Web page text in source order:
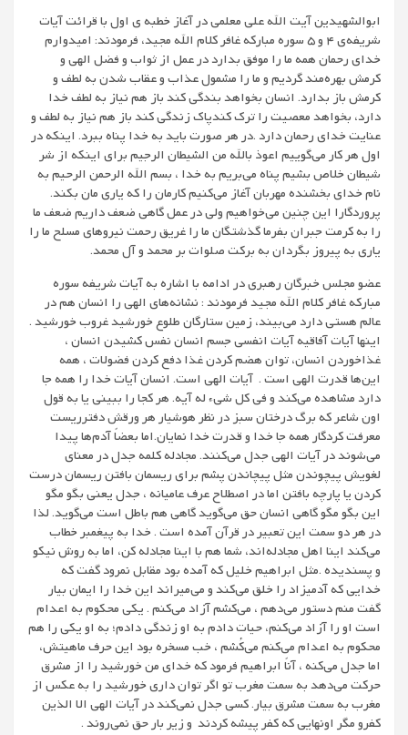
ابوالشهیدین آیت الله علی معلمی در آغاز خطبه ی اول با قرائت آیات
شریفه‌ی 4 و 5 سوره مبارکه غافر کلام الله مجید، فرمودند: امیدوارم
خدای رحمان همه ما را موفق بدارد در عمل از ثواب و فضل الهی و
کرمش بهره‌مند گردیم و ما را مشمول عذاب و عقاب شدن به لطف و
کرمش باز بدارد. انسان بخواهد بندگی کند باز هم نیاز به لطف خدا
دارد، بخواهد معصیت را ترک کندپاک زندگی کند باز هم نیاز به لطف و
عنایت خدای رحمان دارد .در هر صورت باید به خدا پناه ببرد. اینکه در
اول هر کار می‌گوییم اعوذ بالله من الشیطان الرجیم برای اینکه از شر
شیطان خلاص بشیم پناه می‌بریم به خدا ، بسم الله الرحمن الرحیم به
نام خدای بخشنده مهربان آغاز می‌کنیم کارمان را که یاری مان بکند.
پروردگارا این چنین می‌خواهیم ولی در عمل گاهی ضعف داریم ضعف ما
را به کرمت جبران بفرما گذشتگان ما را غریق رحمت نیروهای مسلح ما را
یاری به پیروز بگردان به برکت صلوات بر محمد و آل محمد.
عضو مجلس خبرگان رهبری در ادامه با اشاره به آیات شریفه سوره
مبارکه غافر کلام الله مجید فرمودند : نشانه‌های الهی را انسان هم در
عالم هستی دارد می‌بیند، زمین ستارگان طلوع خورشید غروب خورشید .
اینها آیات آفاقیه آیات انفسی جسم انسان نفس کشیدن انسان ،
غذاخوردن انسان، توان هضم کردن غذا دفع کردن فضولات ، همه
این‌ها قدرت الهی است . آیات الهی است. انسان آیات خدا را همه جا
دارد مشاهده می‌کند و فی کل شیء له آیه. هر کجا را ببینی یا به قول
اون شاعر که برگ درختان سبز در نظر هوشیار هر ورقش دفترریست
معرفت کردگار همه جا خدا و قدرت خدا نمایان.اما بعضاً آدم‌ها پیدا
می‌شوند در آیات الهی جدل می‌کنند. مجادله کلمه جدل در معنای
لغویش پیچوندن مثل پیچاندن پشم برای ریسمان بافتن ریسمان درست
کردن یا پارچه بافتن اما در اصطلاح عرف عامیانه ، جدل یعنی بگو مگو
این بگو مگو گاهی انسان حق می‌گوید گاهی هم باطل است می‌گوید. لذا
در هر دو سمت این تعبیر در قرآن آمده است . خدا به پیغمبر خطاب
می‌کند اینا اهل مجادله‌اند، شما هم با اینا مجادله کن، اما به روش نیکو
و پسندیده .مثل ابراهیم خلیل که آمده بود مقابل نمرود گفت که
خدایی که آدمیزاد را خلق می‌کند و می‌میراند این خدا را ایمان بیار
گفت منم دستور می‌دهم ، می‌کشم آزاد می‌کنم . یکی محکوم به اعدام
است او را آزاد می‌کنم، حیات دادم به او زندگی دادم؛ به او یکی را هم
محکوم به اعدام می‌کنم می‌کُشم ، خب مسخره بود این حرف ماهیتش،
اما جدل می‌کنه ، آناً ابراهیم فرمود که خدای من خورشید را از مشرق
حرکت می‌دهد به سمت مغرب تو اگر توان داری خورشید را به عکس از
مغرب به سمت مشرق بیار. کسی جدل نمی‌کند در آیات الهی الا الذین
کفرو مگر اونهایی که کفر پیشه کردند و زیر بار حق نمی‌روند .